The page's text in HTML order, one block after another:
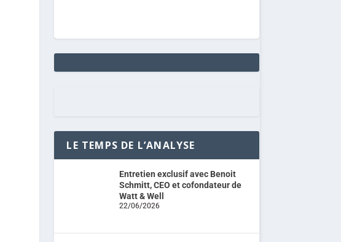
LE TEMPS DE L’ANALYSE
Entretien exclusif avec Benoit
Schmitt, CEO et cofondateur de
Watt & Well
22/06/2026